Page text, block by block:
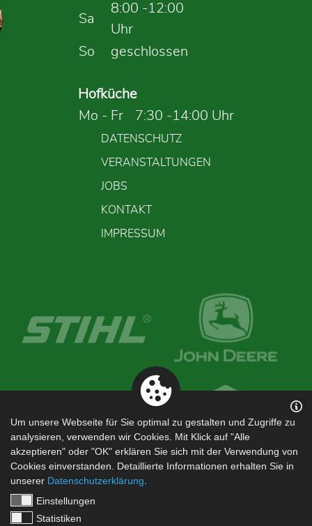
Sa
8:00 -12:00
Uhr
So
geschlossen
Hofküche
Mo - Fr
7:30 -14:00 Uhr
DATENSCHUTZ
VERANSTALTUNGEN
JOBS
KONTAKT
IMPRESSUM
Um unsere Webseite für Sie optimal zu gestalten und Zugriffe zu
analysieren, verwenden wir Cookies. Mit Klick auf "Alle
akzeptieren" oder "OK" erklären Sie sich mit der Verwendung von
Cookies einverstanden. Detaillierte Informationen erhalten Sie in
unserer Datenschutzerklärung
Einstellungen
Statistiken